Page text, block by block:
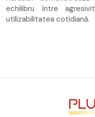
echilibru între
utilizabilitatea cotidiană.